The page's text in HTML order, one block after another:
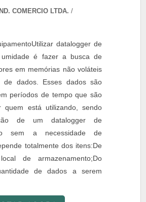
COMERCIO LTDA. /
datalogger de
é fazer a busca de
em memórias não voláteis
de dados. Esses dados são
períodos de tempo que são
quem está utilizando, sendo
de um datalogger de
sem a necessidade de
totalmente dos itens:De
de armazenamento;Do
de dados a serem